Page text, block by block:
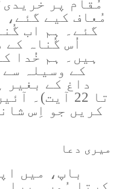
مُقام پر
مُعاف کیے گئے،
گئے۔ ہم اب
اُس گُناہ کے
ہیں۔ ہم خُدا
کے وسیلہ
تا 22
کریں جو اِس
میری دعا
باپ، میں